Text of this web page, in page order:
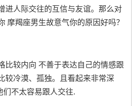
进人际交往的互信与友谊。那么对
摩羯座男生故意气你的原因好吗？
比较内向 不善于表达自己的情感跟
较冷漠、孤独。且看起来非常深
们不太容易跟人交往.